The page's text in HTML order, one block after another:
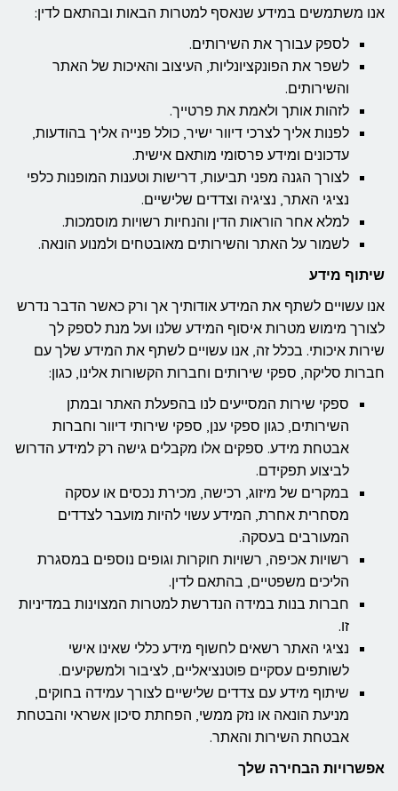
אנו משתמשים במידע שנאסף למטרות הבאות ובהתאם לדין:
לספק עבורך את השירותים.
לשפר את הפונקציונליות, העיצוב והאיכות של האתר
והשירותים.
לזהות אותך ולאמת את פרטייך.
לפנות אליך לצרכי דיוור ישיר, כולל פנייה אליך בהודעות,
עדכונים ומידע פרסומי מותאם אישית.
לצורך הגנה מפני תביעות, דרישות וטענות המופנות כלפי
נציגי האתר, נציגיה וצדדים שלישיים.
למלא אחר הוראות הדין והנחיות רשויות מוסמכות.
לשמור על האתר והשירותים מאובטחים ולמנוע הונאה.
שיתוף מידע
אנו עשויים לשתף את המידע אודותיך אך ורק כאשר הדבר נדרש
לצורך מימוש מטרות איסוף המידע שלנו ועל מנת לספק לך
שירות איכותי. בכלל זה, אנו עשויים לשתף את המידע שלך עם
חברות סליקה, ספקי שירותים וחברות הקשורות אלינו, כגון:
ספקי שירות המסייעים לנו בהפעלת האתר ובמתן
השירותים, כגון ספקי ענן, ספקי שירותי דיוור וחברות
אבטחת מידע. ספקים אלו מקבלים גישה רק למידע הדרוש
לביצוע תפקידם.
במקרים של מיזוג, רכישה, מכירת נכסים או עסקה
מסחרית אחרת, המידע עשוי להיות מועבר לצדדים
המעורבים בעסקה.
רשויות אכיפה, רשויות חוקרות וגופים נוספים במסגרת
הליכים משפטיים, בהתאם לדין.
חברות בנות במידה הנדרשת למטרות המצוינות במדיניות
זו.
נציגי האתר רשאים לחשוף מידע כללי שאינו אישי
לשותפים עסקיים פוטנציאליים, לציבור ולמשקיעים.
שיתוף מידע עם צדדים שלישיים לצורך עמידה בחוקים,
מניעת הונאה או נזק ממשי, הפחתת סיכון אשראי והבטחת
אבטחת השירות והאתר.
אפשרויות הבחירה שלך